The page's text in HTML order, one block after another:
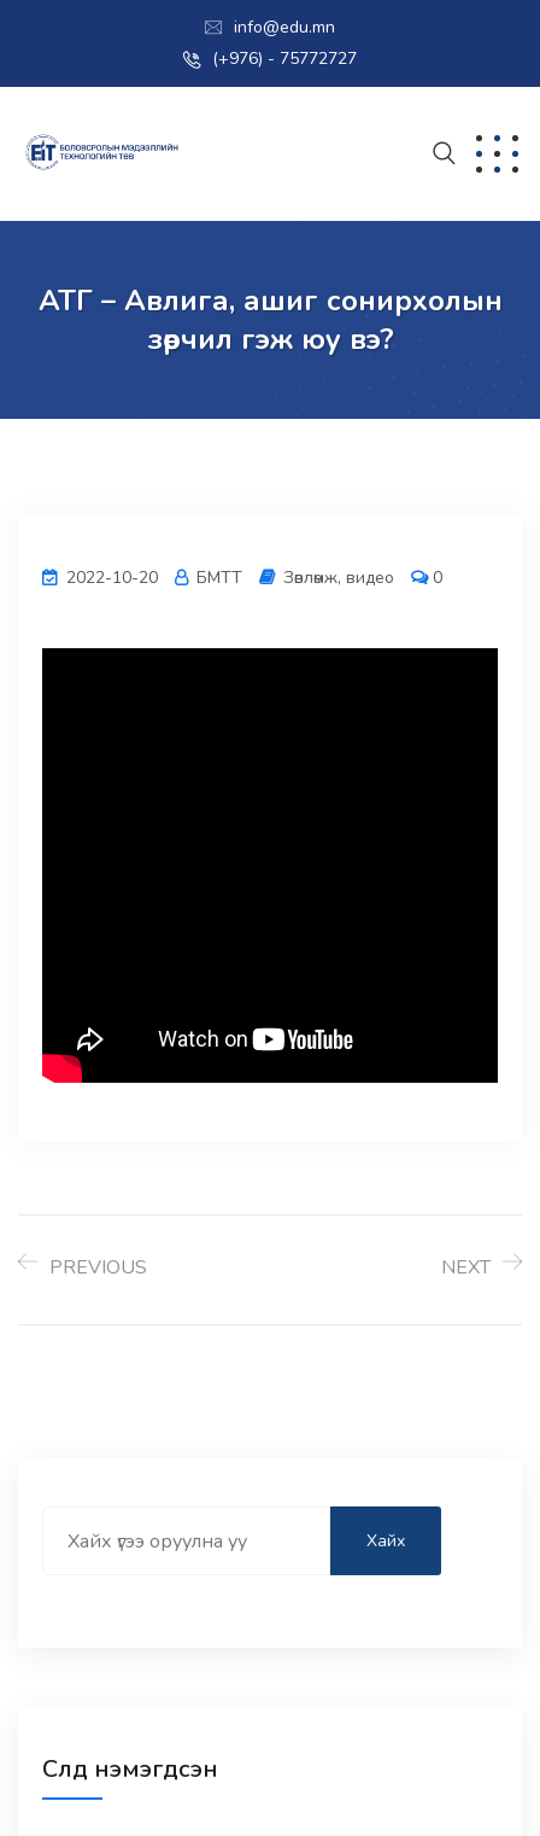
info@edu.mn
(+976) - 75772727
АТГ – Авлига, ашиг сонирхолын
зөрчил гэж юу вэ?
2022-10-20 БМТТ Зөвлөмж, видео 0
PREVIOUS NEXT
Хайх
Сүүлд нэмэгдсэн